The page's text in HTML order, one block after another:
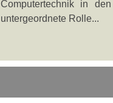
Computertechnik in
untergeordnete Rolle...